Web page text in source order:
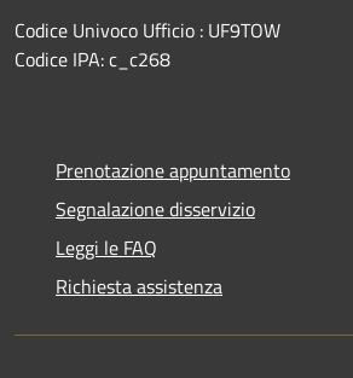
Codice Univoco Ufficio : UF9TOW
Codice IPA: c_c268
Prenotazione appuntamento
Segnalazione disservizio
Leggi le FAQ
Richiesta assistenza